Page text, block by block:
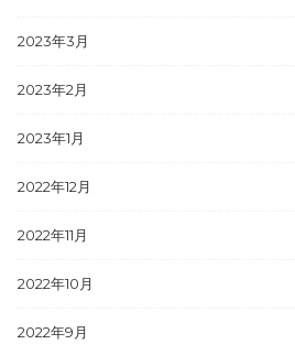
2023年3月
2023年2月
2023年1月
2022年12月
2022年11月
2022年10月
2022年9月